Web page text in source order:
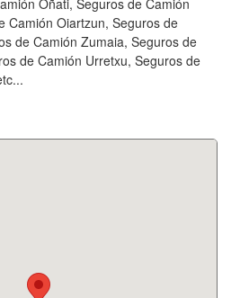
Oñati, Seguros de Camión
Camión Oiartzun, Seguros de
de Camión Zumaia, Seguros de
de Camión Urretxu, Seguros de